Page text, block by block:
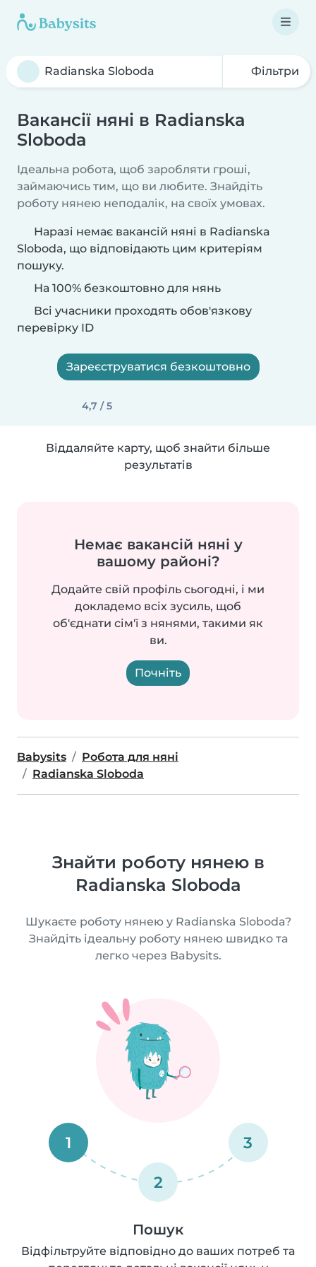
Фільтри
Вакансії няні в Radianska
Sloboda
Ідеальна робота, щоб заробляти гроші,
займаючись тим, що ви любите. Знайдіть
роботу нянею неподалік, на своїх умовах.
Наразі немає вакансій няні в Radianska
Sloboda, що відповідають цим критеріям
пошуку.
На 100% безкоштовно для нянь
Всі учасники проходять обов'язкову
перевірку ID
Зареєструватися безкоштовно
4,7 / 5
Віддаляйте карту, щоб знайти більше
результатів
Немає вакансій няні у
вашому районі?
Додайте свій профіль сьогодні, і ми
докладемо всіх зусиль, щоб
об'єднати сім'ї з нянями, такими як
ви.
Почніть
Babysits
Робота для няні
Radianska Sloboda
Знайти роботу нянею в
Radianska Sloboda
Шукаєте роботу нянею у Radianska Sloboda?
Знайдіть ідеальну роботу нянею швидко та
легко через Babysits.
1
2
3
Пошук
Відфільтруйте відповідно до ваших потреб та